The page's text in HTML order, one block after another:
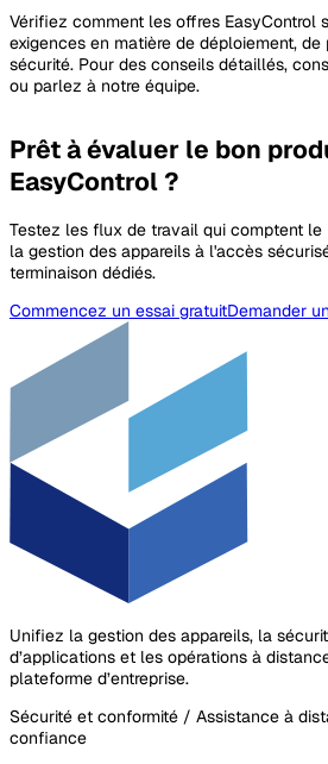
Vérifiez comment les offres EasyControl
exigences en matière de déploiement,
sécurité. Pour des conseils détaillés,
ou parlez à notre équipe.
Prêt à évaluer le bon
EasyControl ?
Testez les flux de travail qui comptent le
la gestion des appareils à l'accès
terminaison dédiés.
Commencez un essai gratuitDemander
Unifiez la gestion des appareils, la
d’applications et les opérations à
plateforme d’entreprise.
Sécurité et conformité / Assistance à
confiance